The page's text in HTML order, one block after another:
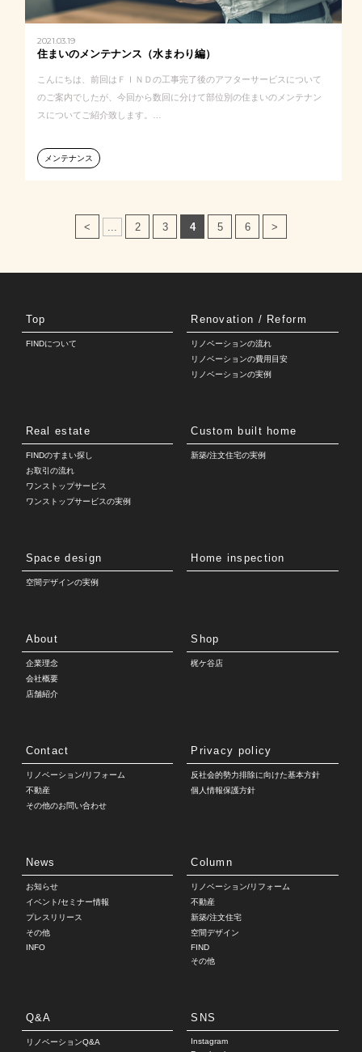
2021.03.19
住まいのメンテナンス（水まわり編）
こんにちは、前回はＦＩＮＤの工事完了後のアフターサービスについて
のご案内でしたが、今回から数回に分けて部位別の住まいのメンテナン
スについてご紹介致します。…
メンテナンス
< 2 3 4 5 6 >
Top
FINDについて
Renovation / Reform
リノベーションの流れ
リノベーションの費用目安
リノベーションの実例
Real estate
FINDのすまい探し
お取引の流れ
ワンストップサービス
ワンストップサービスの実例
Custom built home
新築/注文住宅の実例
Space design
空間デザインの実例
Home inspection
About
企業理念
会社概要
店舗紹介
Shop
梶ケ谷店
Contact
リノベーション/リフォーム
不動産
その他のお問い合わせ
Privacy policy
反社会的勢力排除に向けた基本方針
個人情報保護方針
News
お知らせ
イベント/セミナー情報
プレスリリース
その他
INFO
Column
リノベーション/リフォーム
不動産
新築/注文住宅
空間デザイン
FIND
その他
Q&A
リノベーションQ&A
SNS
Instagram